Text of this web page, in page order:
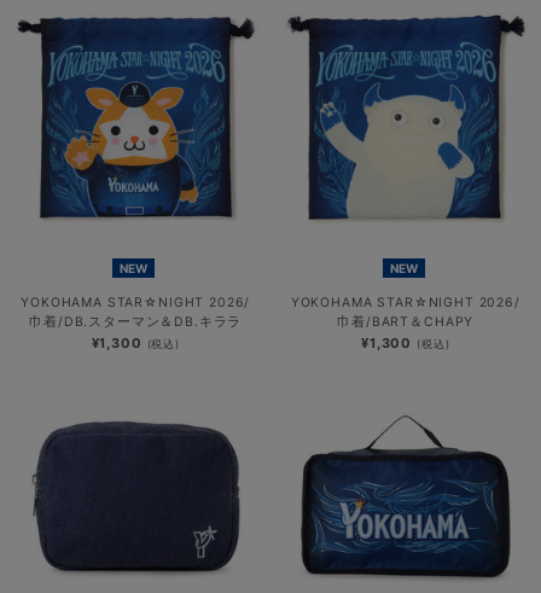
NEW
YOKOHAMA STAR☆NIGHT 2026/
巾着/DB.スターマン＆DB.キララ
¥1,300 (税込)
NEW
YOKOHAMA STAR☆NIGHT 2026/
巾着/BART＆CHAPY
¥1,300 (税込)